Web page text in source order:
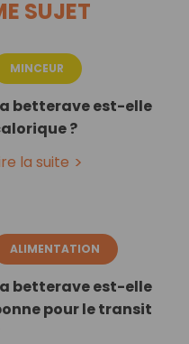
SUJET
MINCEUR
betterave est-elle
?
la suite
ALIMENTATION
betterave est-elle
pour le transit